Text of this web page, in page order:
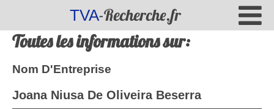
TVA-Recherche.fr
Toutes les informations sur:
Nom D'Entreprise
Joana Niusa De Oliveira Beserra